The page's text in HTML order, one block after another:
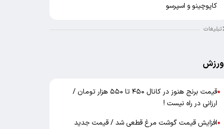
کاپوچینو و اسپرسو
تبلیغات
ورزش
●
قیمت برنج هنوز در کانال ۴۵۰ تا ۵۵۰ هزار تومان /
ارزانی در راه نیست !
●افزایش قیمت گوشت مرغ قطعی شد / قیمت جدید